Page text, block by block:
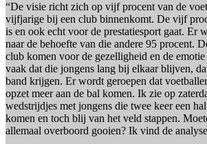
“De visie richt zich op vijf procent van de
vijfjarige bij een club binnenkomt. De vijf
is en ook echt voor de prestatiesport gaat. Er
naar de behoefte van die andere 95 procent.
club komen voor de gezelligheid en de emotie
vaak dat die jongens lang bij elkaar blijven,
band krijgen. Er wordt geroepen dat
opzet meer aan de bal komen. Ik zie op
wedstrijdjes met jongens die twee keer een
komen en toch blij van het veld stappen.
allemaal overboord gooien? Ik vind de